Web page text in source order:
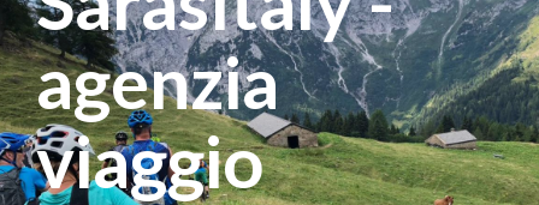
principale
agenzia
viaggio